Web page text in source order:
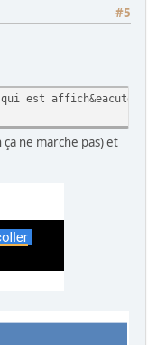
#5
qui est
ça ne marche pas) et